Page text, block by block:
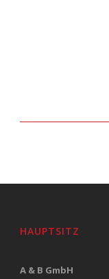
HAUPTSITZ
A & B GmbH